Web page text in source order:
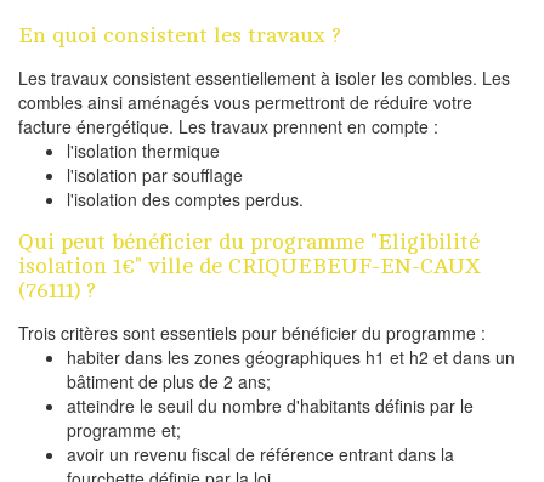
En quoi consistent les travaux ?
Les travaux consistent essentiellement à isoler les combles. Les
combles ainsi aménagés vous permettront de réduire votre
facture énergétique. Les travaux prennent en compte :
l'isolation thermique
l'isolation par soufflage
l'isolation des comptes perdus.
Qui peut bénéficier du programme "Eligibilité
isolation 1€" ville de CRIQUEBEUF-EN-CAUX
(76111) ?
Trois critères sont essentiels pour bénéficier du programme :
habiter dans les zones géographiques h1 et h2 et dans un
bâtiment de plus de 2 ans;
atteindre le seuil du nombre d'habitants définis par le
programme et;
avoir un revenu fiscal de référence entrant dans la